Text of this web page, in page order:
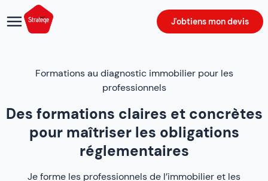
J'obtiens mon devis
Formations au diagnostic immobilier pour les
professionnels
Des formations claires et concrètes
pour maîtriser les obligations
réglementaires
Je forme les professionnels de l’immobilier et les